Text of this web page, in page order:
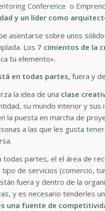
Conference o
y un líder como
asentarse sobre unos
Los 7 cimientos de la
tu elemento».
en todas partes, fuera y
la idea de una clase
su mundo interior y
la puesta en marcha de
a las que les gusta
partes, el el área de
de servicios (comercio,
fuera y dentro de la
y es necesario tenderles
una fuente de